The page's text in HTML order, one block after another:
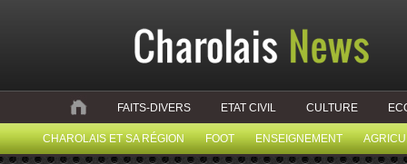
FAITS-DIVERS ETAT CIVIL CULTURE
CHAROLAIS ET SA RÉGION FOOT ENSEIGNEMENT